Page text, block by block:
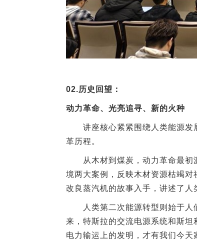
02.历史回望：
动力革命、光亮追寻、新的火种
讲座核心紧紧围绕人类能源
革历程。
从木材到煤炭，动力革命最初
境两大案例，反映木材资源枯竭
改良蒸汽机的故事入手，讲述了人
人类第二次能源转型则始于
来，特斯拉的交流电源系统和斯坦
电力输运上的发明，才有我们今天